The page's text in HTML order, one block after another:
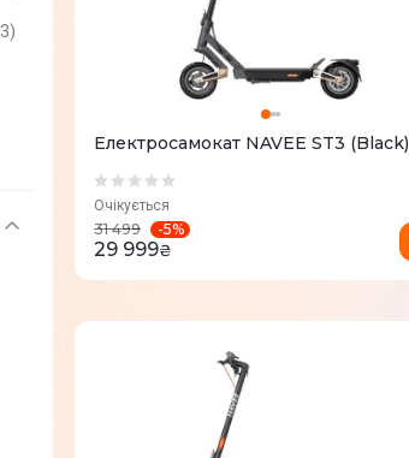
3)
Електросамокат NAVEE ST3 (Black)
Очікується
31 499 -5%
29 999₴